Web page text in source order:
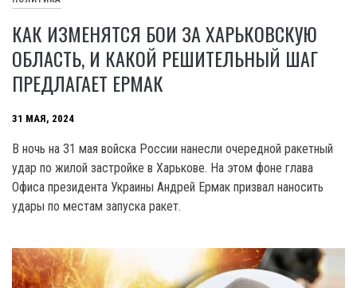
КАК ИЗМЕНЯТСЯ БОИ ЗА ХАРЬКОВСКУЮ
ОБЛАСТЬ, И КАКОЙ РЕШИТЕЛЬНЫЙ ШАГ
ПРЕДЛАГАЕТ ЕРМАК
31 МАЯ, 2024
В ночь на 31 мая войска России нанесли очередной ракетный
удар по жилой застройке в Харькове. На этом фоне глава
Офиса президента Украины Андрей Ермак призвал наносить
удары по местам запуска ракет.